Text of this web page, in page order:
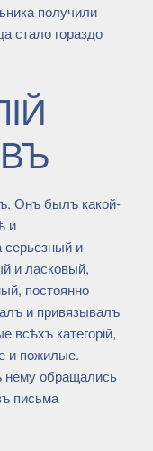
получили
стало гораздо
Онъ былъ какой-
и
и
и ласковый,
постоянно
и привязывалъ
категорій,
и пожилые.
обращались
письма